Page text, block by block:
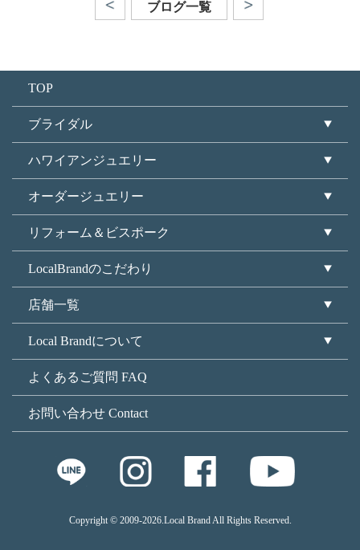
ブログ一覧
TOP
ブライダル
ハワイアンジュエリー
オーダージュエリー
リフォーム＆ビスポーク
LocalBrandのこだわり
店舗一覧
Local Brandについて
よくあるご質問 FAQ
お問い合わせ Contact
Copyright © 2009-2026.Local Brand All Rights Reserved.